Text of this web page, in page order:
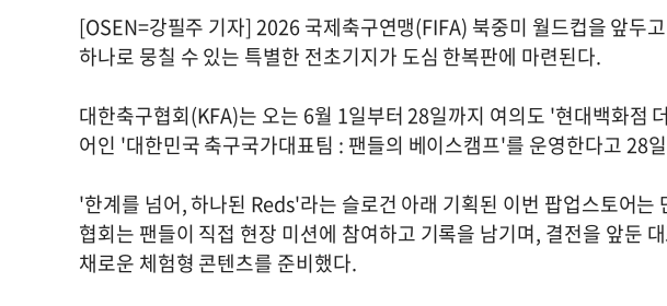
[OSEN=강필주 기자] 2026 국제축구연맹(FIFA) 북중미 월드컵을 앞두
하나로 뭉칠 수 있는 특별한 전초기지가 도심 한복판에 마련된다.
대한축구협회(KFA)는 오는 6월 1일부터 28일까지 여의도 '현대백화점
어인 '대한민국 축구국가대표팀 : 팬들의 베이스캠프'를 운영한다고 28
'한계를 넘어, 하나된 Reds'라는 슬로건 아래 기획된 이번 팝업스토어는
협회는 팬들이 직접 현장 미션에 참여하고 기록을 남기며, 결전을 앞둔
채로운 체험형 콘텐츠를 준비했다.